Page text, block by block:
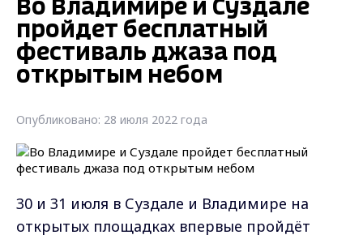
Во Владимире и Суздале
пройдет бесплатный
фестиваль джаза под
открытым небом
Опубликовано: 28 июля 2022 года
30 и 31 июля в Суздале и Владимире на
открытых площадках впервые пройдёт